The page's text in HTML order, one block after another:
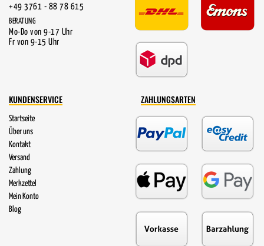
+49 3761 - 88 78 615
BERATUNG
Mo-Do von 9-17 Uhr
Fr von 9-15 Uhr
KUNDENSERVICE
Startseite
Über uns
Kontakt
Versand
Zahlung
Merkzettel
Mein Konto
Blog
ZAHLUNGSARTEN